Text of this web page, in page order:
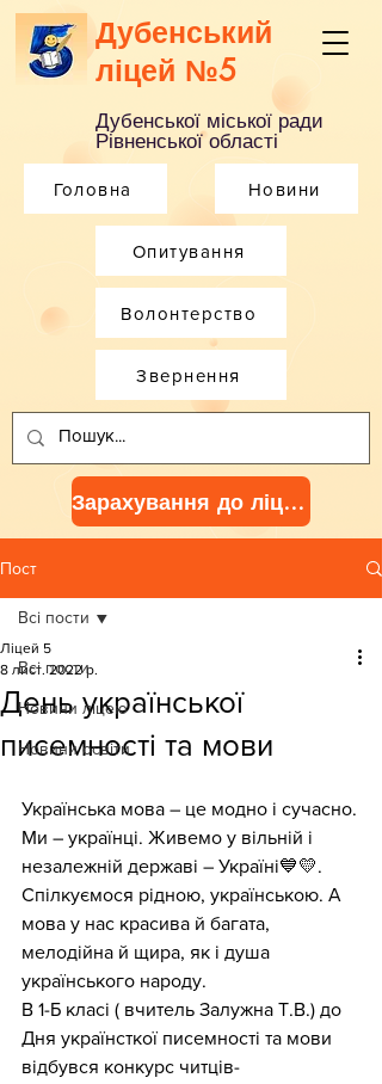
Дубенський
ліцей №5
Дубенської міської ради
Рівненської області
Головна Новини
Опитування
Зарахування до ліцею
Волонтерство
Звернення
Пост
Всі пости
Новини ліцею
Новини освіти
Всі пости
День української
писемності та мови
Ліцей 5
8 лист. 2022 р.
Українська мова – це модно і сучасно.
Ми – українці. Живемо у вільній і
незалежній державі – Україні💙💛.
Спілкуємося рідною, українською. А
мова у нас красива й багата,
мелодійна й щира, як і душа
українського народу.
В 1-Б класі ( вчитель Залужна Т.В.) до
Дня українсткої писемності та мови
відбувся конкурс читців-